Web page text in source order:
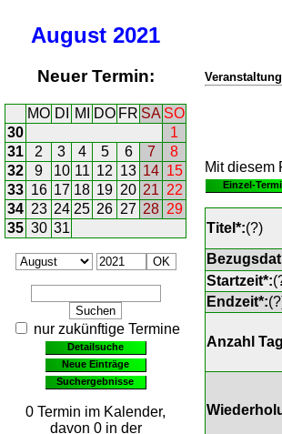
August 2021
Neuer Termin:
MO DI MI DO FR SA SO
30
1
31
2 3 4 5 6 7
8
32
9 10 11 12 13 14 15
33 16 17 18 19 20 21 22
34 23 24 25 26 27 28 29
35 30 31
nur zukünftige Termine
Detailsuche
Neue Einträge
Suchergebnisse
0 Termin im Kalender,
davon 0 in der
Mit diesem
Einzel-
Titel*:(?)
Startzeit*:(
Endzeit*:(?
Anzahl